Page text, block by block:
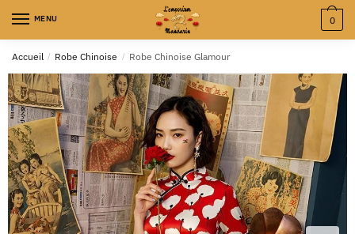
MENU 0
Accueil / Robe Chinoise / Robe Chinoise Glamour